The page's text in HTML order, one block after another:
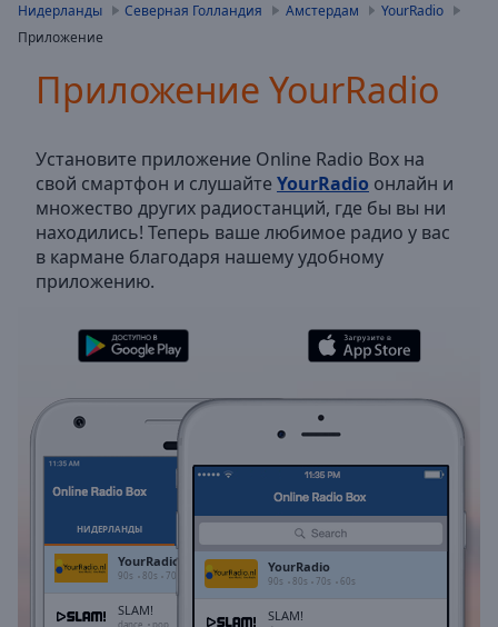
loading.
Video
Skip
Forward
Mute
Current
Time 0:00
TypeLIVE
Seek to
currently
LIVE
Remaining
Time-
Нидерланды Северная Голландия Амстердам
YourRadio
Приложение
Приложение YourRadio
Установите приложение Online Radio Box на
свой смартфон и слушайте YourRadio онлайн и
множество других радиостанций, где бы вы ни
находились! Теперь ваше любимое радио у вас
в кармане благодаря нашему удобному
приложению.
НИДЕРЛАНДЫ
YourRadio
90s 80s 70s
SLAM!
dance pop
YourRadio
90s 80s 70s 60s
SLAM!